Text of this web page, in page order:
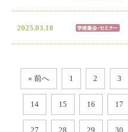
2025.03.18
« 前へ 1 2 3
14 15 16 17
27 28 29 30